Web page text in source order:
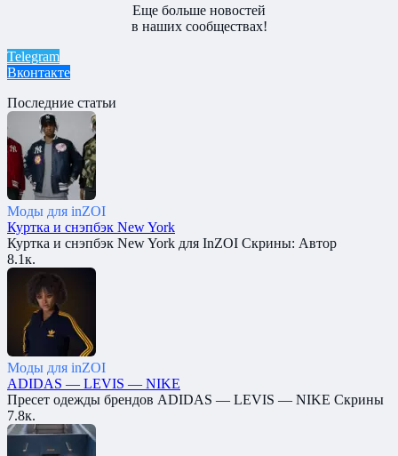
Еще больше новостей
в наших сообществах!
Telegram
Вконтакте
Последние статьи
Моды для inZOI
Куртка и снэпбэк New York
Куртка и снэпбэк New York для InZOI Скрины: Автор
8.1к.
Моды для inZOI
ADIDAS — LEVIS — NIKE
Пресет одежды брендов ADIDAS — LEVIS — NIKE Скрины
7.8к.